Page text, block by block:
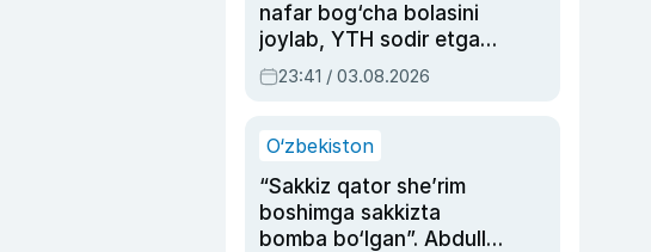
nafar bog‘cha bolasini
joylab, YTH sodir etgan
ayolga sud hukmi o‘qildi
23:41 / 03.08.2026
O‘zbekiston
“Sakkiz qator she’rim
boshimga sakkizta
bomba bo‘lgan”. Abdulla